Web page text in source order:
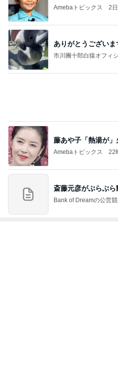
Amebaトピックス 2
ありがとうございま
市川團十郎白猿オフィ
藤あや子「熱湯が
Amebaトピックス 22
斎藤元彦がぶらぶ
Bank of Dreamの公営